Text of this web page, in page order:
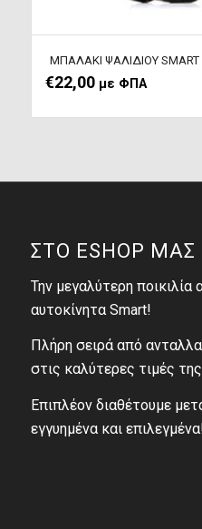
ΜΠΑΛΑΚΙ ΨΑΛΙΔΙΟΥ
€22,00 με ΦΠΑ
ΣΤΟ ESHOP ΜΑΣ
Την μεγαλύτερη ποικιλία
αυτοκίνητα Smart!
Πλήρη σειρά από
στις καλύτερες τιμές
Επιπλέον διαθέτουμε
εγγυημένα και